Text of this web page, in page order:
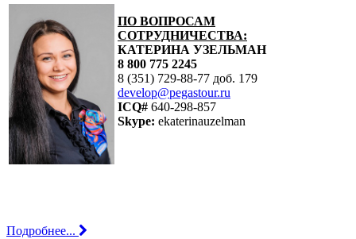
ПО ВОПРОСАМ
СОТРУДНИЧЕСТВА:
КАТЕРИНА УЗЕЛЬМАН
8 800 775 2245
8 (351) 729-88-77 доб. 179
develop@pegastour.ru
ICQ# 640-298-857
Skype: ekaterinauzelman
Подробнее...